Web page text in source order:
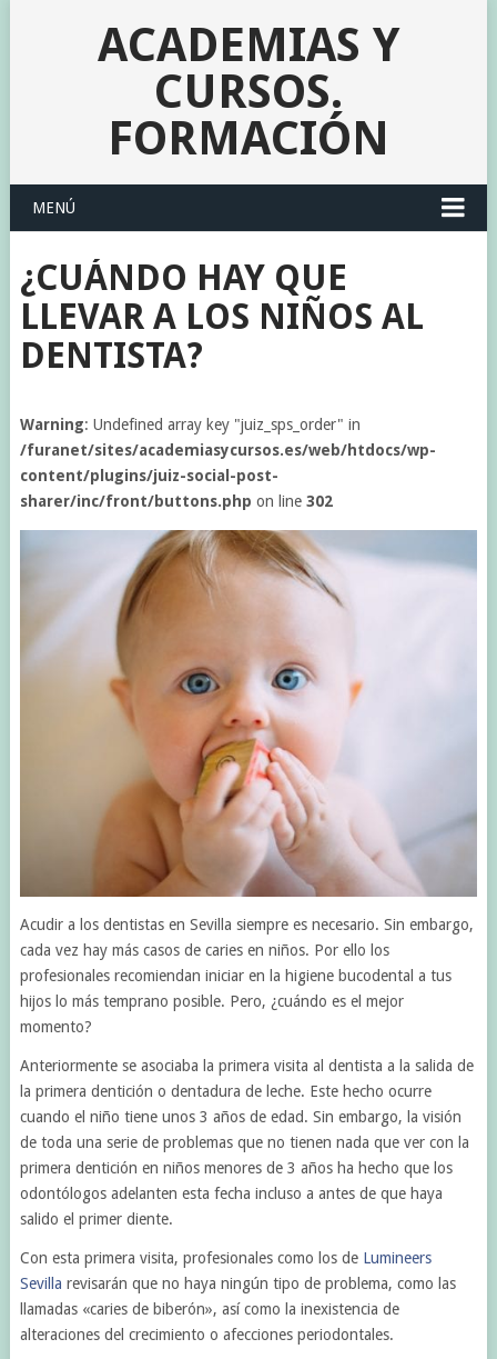
ACADEMIAS Y
CURSOS.
FORMACIÓN
MENÚ
¿CUÁNDO HAY QUE
LLEVAR A LOS NIÑOS AL
DENTISTA?
Warning: Undefined array key "juiz_sps_order" in
/furanet/sites/academiasycursos.es/web/htdocs/wp-
content/plugins/juiz-social-post-
sharer/inc/front/buttons.php on line 302
Acudir a los dentistas en Sevilla siempre es necesario. Sin embargo,
cada vez hay más casos de caries en niños. Por ello los
profesionales recomiendan iniciar en la higiene bucodental a tus
hijos lo más temprano posible. Pero, ¿cuándo es el mejor
momento?
Anteriormente se asociaba la primera visita al dentista a la salida de
la primera dentición o dentadura de leche. Este hecho ocurre
cuando el niño tiene unos 3 años de edad. Sin embargo, la visión
de toda una serie de problemas que no tienen nada que ver con la
primera dentición en niños menores de 3 años ha hecho que los
odontólogos adelanten esta fecha incluso a antes de que haya
salido el primer diente.
Con esta primera visita, profesionales como los de Lumineers
Sevilla revisarán que no haya ningún tipo de problema, como las
llamadas «caries de biberón», así como la inexistencia de
alteraciones del crecimiento o afecciones periodontales.